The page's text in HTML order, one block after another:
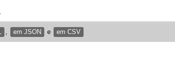
em JSON e em CSV